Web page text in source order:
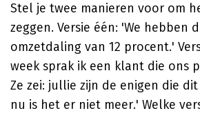
Stel je twee manieren voor om
zeggen. Versie één: 'We hebben
omzetdaling van 12 procent.'
week sprak ik een klant die ons
Ze zei: jullie zijn de enigen die
nu is het er niet meer.' Welke